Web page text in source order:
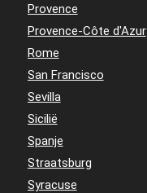
Provence
Provence-Côte d'Azur
Rome
San Francisco
Sevilla
Sicilië
Spanje
Straatsburg
Syracuse